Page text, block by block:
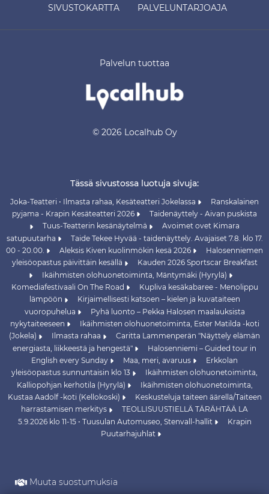
SIVUSTOKARTTA PALVELUNTARJOAJA
Palvelun tuottaa
© 2026 Localhub Oy
Tässä sivustossa luotuja sivuja:
Joka-Teatteri • Ilmasta rahaa, Kesäteatteri Jokelassa
Ranskalainen
pyjama - Krapin Kesäteatteri 2026
Taidenäyttely - Aivan puskista
Tuus-Teatterin kesänäytelmä
Avoimet ovet Kimara
satupuutarha
Taide Tekee Hyvää - taidenäyttely. Avajaiset 7.8. klo 17.
00 - 20.00.
Aleksis Kiven kuolinmökin kesä 2026
Halosenniemen
yleisöopastus päivittäin kesällä
Kauden 2026 Sportscar Breakfast
Ikäihmisten olohuonetoiminta, Mäntymäki (Hyrylä)
Komediafestivaali On The Road
Kupliva kesäkabaree - Menolippu
lämpöön
Kirjaimellisesti katsoen – kielen ja kuvataiteen
vuoropuhelua
Pyhä luonto – Pekka Halosen maalauksista
nykytaiteeseen
Ikäihmisten olohuonetoiminta, Ester Matilda -koti
(Jokela)
Ilmasta rahaa
Caritta Lammenperän "Näyttely elämän
energiasta, liikkeestä ja hengestä"
Halosenniemi – Guided tour in
English every Sunday
Maa, meri, avaruus
Erkkolan
yleisöopastus sunnuntaisin klo 13
Ikäihmisten olohuonetoiminta,
Kalliopohjan kerhotila (Hyrylä)
Ikäihmisten olohuonetoiminta,
Kustaa Aadolf -koti (Kellokoski)
Keskusteluja taiteen äärellä/Taiteen
harrastamisen merkitys
TEOLLISUUSTIELLÄ TÄRÄHTÄÄ LA
5.9.2026 klo 11-15 • Tuusulan Automuseo, Stenvall-hallit
Krapin
Puutarhajuhlat
Muuta suostumuksia